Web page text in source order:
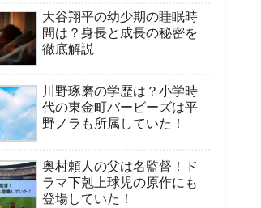
大谷翔平の幼少期の睡眠時
間は？身長と成長の秘密を
徹底解説
川野琢磨の学歴は？小学時
代の東金町バービーズは平
野ノラも所属していた！
奥村頼人の父は名監督！ド
ラマ下剋上球児の原作にも
登場していた！